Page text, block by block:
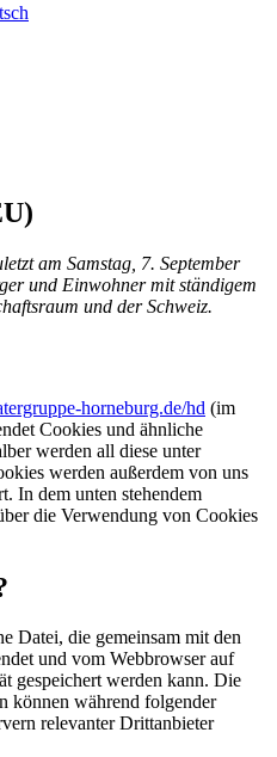
am Samstag, 7. September
und Einwohner mit ständigem
und der Schweiz.
horneburg.de/hd (im
Cookies und ähnliche
werden all diese unter
werden außerdem von uns
In dem unten stehendem
die Verwendung von Cookies
Datei, die gemeinsam mit den
und vom Webbrowser auf
gespeichert werden kann. Die
können während folgender
relevanter Drittanbieter